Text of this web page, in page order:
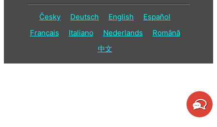
Česky Deutsch English
Español
Français
Italiano Nederlands
Română
中文